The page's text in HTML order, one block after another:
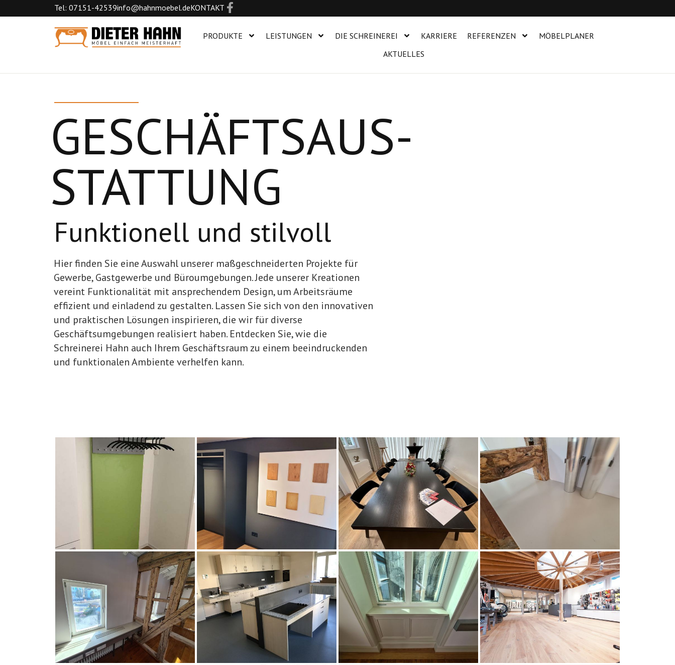
Tel: 07151-42539info@hahnmoebel.deKONTAKT
PRODUKTE LEISTUNGEN DIE SCHREINEREI KARRIERE REFERENZEN
MÖBELPLANER
AKTUELLES
GESCHÄFTSAUS-
STATTUNG
Funktionell und stilvoll
Hier finden Sie eine Auswahl unserer maßgeschneiderten Projekte für
Gewerbe, Gastgewerbe und Büroumgebungen. Jede unserer Kreationen
vereint Funktionalität mit ansprechendem Design, um Arbeitsräume
effizient und einladend zu gestalten. Lassen Sie sich von den innovativen
und praktischen Lösungen inspirieren, die wir für diverse
Geschäftsumgebungen realisiert haben. Entdecken Sie, wie die
Schreinerei Hahn auch Ihrem Geschäftsraum zu einem beeindruckenden
und funktionalen Ambiente verhelfen kann.